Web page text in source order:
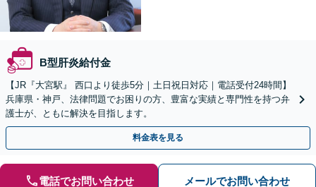
B型肝炎給付金
【JR『大宮駅』 西口より徒歩5分｜土日祝日対応｜電話受付24時間】
兵庫県・神戸、法律問題でお困りの方、豊富な実績と専門性を持つ弁
護士が、ともに解決を目指します。
料金表を見る
電話でお問い合わせ メールでお問い合わせ